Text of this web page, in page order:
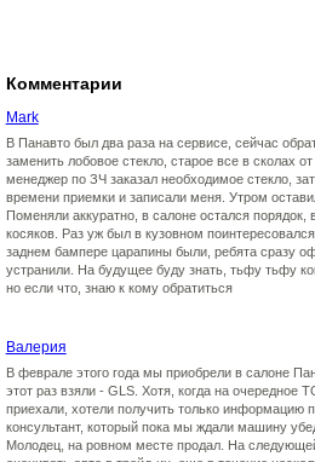
Комментарии
Mark
В Панавто был два раза на сервисе, сейчас
заменить лобовое стекло, старое все в сколах
менеджер по ЗЧ заказал необходимое стекло,
времени приемки и записали меня. Утром
Поменяли аккуратно, в салоне остался порядок,
косяков. Раз уж был в кузовном
заднем бампере царапины были, ребята сразу
устранили. На будущее буду знать, тьфу тьфу
но если что, знаю к кому обратиться
Валерия
В феврале этого года мы приобрели в салоне
этот раз взяли - GLS. Хотя, когда на
приехали, хотели получить только информацию
консультант, который пока мы ждали машину
Молодец, на ровном месте продал. На